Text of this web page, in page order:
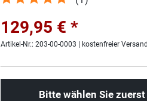
129,95 € *
Artikel-Nr.: 203-00-0003 | kostenfreier
Bitte wählen Sie